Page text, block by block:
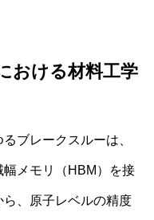
おける材料工学
ブレークスルーは、
メモリ（HBM）を接
、原子レベルの精度